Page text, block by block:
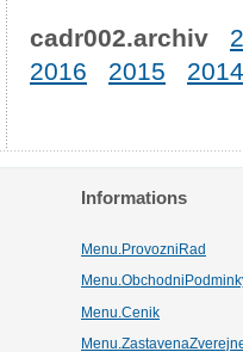
cadr002.archiv
2016
2015 2014
Informations
Menu.ProvozniRad
Menu.Cenik